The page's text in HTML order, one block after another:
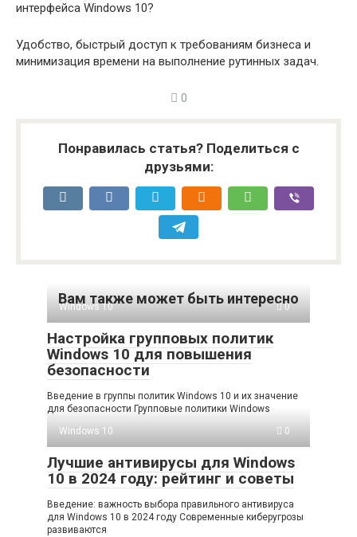
интерфейса Windows 10?
Удобство, быстрый доступ к требованиям бизнеса и
минимизация времени на выполнение рутинных задач.
0
Понравилась статья? Поделиться с
друзьями:
Вам также может быть интересно
Windows 10 0
Настройка групповых политик
Windows 10 для повышения
безопасности
Введение в группы политик Windows 10 и их значение
для безопасности Групповые политики Windows
Windows 10
0
Лучшие антивирусы для Windows
10 в 2024 году: рейтинг и советы
Введение: важность выбора правильного антивируса
для Windows 10 в 2024 году Современные киберугрозы
развиваются